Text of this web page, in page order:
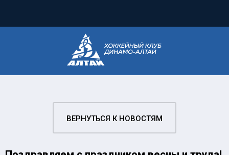
ВЕРНУТЬСЯ К НОВОСТЯМ